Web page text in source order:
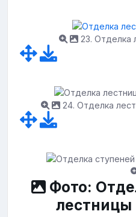
23. Отделка
24. Отделка
Фото:
лестницы